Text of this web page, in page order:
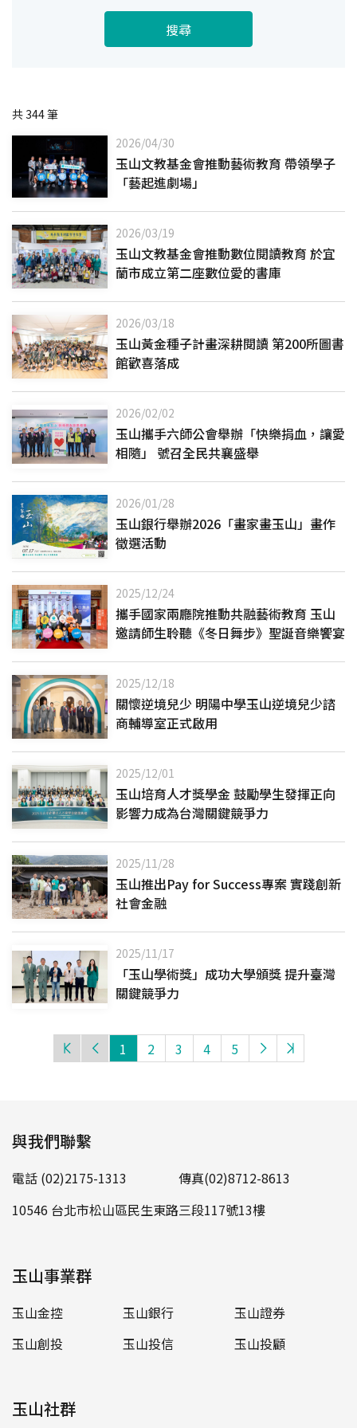
搜尋
共344筆
2026/04/30
玉山文教基金會推動藝術教育 帶領學子
「藝起進劇場」
2026/03/19
玉山文教基金會推動數位閱讀教育 於宜
蘭市成立第二座數位愛的書庫
2026/03/18
玉山黃金種子計畫深耕閱讀 第200所圖書
館歡喜落成
2026/02/02
玉山攜手六師公會舉辦「快樂捐血，讓愛
相隨」 號召全民共襄盛舉
2026/01/28
玉山銀行舉辦2026「畫家畫玉山」畫作
徵選活動
2025/12/24
攜手國家兩廳院推動共融藝術教育 玉山
邀請師生聆聽《冬日舞步》聖誕音樂饗宴
2025/12/18
關懷逆境兒少 明陽中學玉山逆境兒少諮
商輔導室正式啟用
2025/12/01
玉山培育人才獎學金 鼓勵學生發揮正向
影響力成為台灣關鍵競爭力
2025/11/28
玉山推出Pay for Success專案 實踐創新
社會金融
2025/11/17
「玉山學術獎」成功大學頒獎 提升臺灣
關鍵競爭力
1 2 3 4 5
與我們聯繫
電話 (02)2175-1313
傳真(02)8712-8613
10546 台北市松山區民生東路三段117號13樓
玉山事業群
玉山金控 玉山銀行
玉山證券
玉山創投
玉山投信 玉山投顧
玉山社群